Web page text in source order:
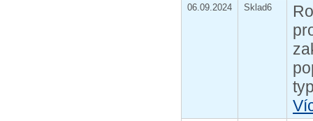
06.09.2024 Sklad6